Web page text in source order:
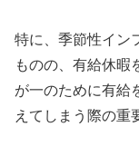
特に、季節性イン
ものの、有給休暇
が一のために有給
えてしまう際の重